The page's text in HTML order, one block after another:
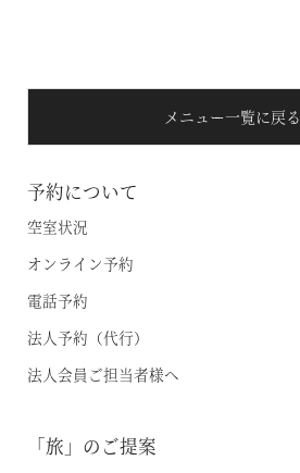
お知らせ
ただいま日和
総合サイトに戻る
メニュー一覧に戻る
予約について
空室状況
オンライン予約
電話予約
法人予約（代行）
法人会員ご担当者様へ
「旅」のご提案